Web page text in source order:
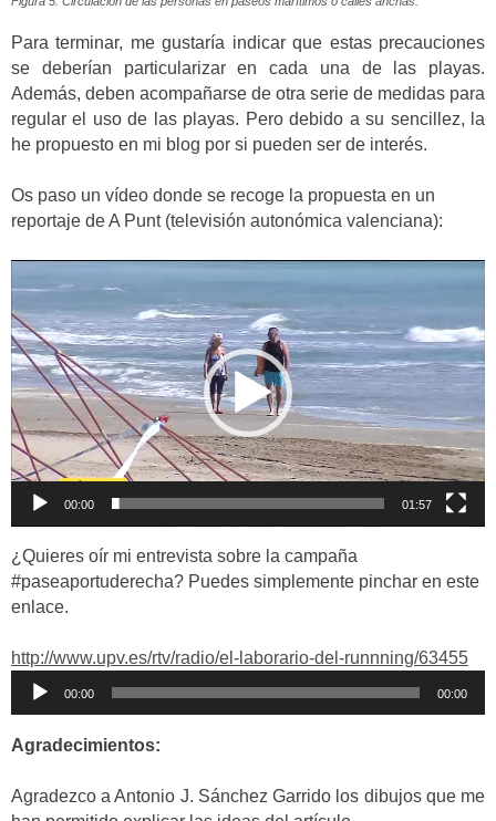
Para terminar, me gustaría indicar que estas precauciones
se deberían particularizar en cada una de las playas.
Además, deben acompañarse de otra serie de medidas para
regular el uso de las playas. Pero debido a su sencillez, la
he propuesto en mi blog por si pueden ser de interés.
Os paso un vídeo donde se recoge la propuesta en un
reportaje de A Punt (televisión autonómica valenciana):
de
vídeo
00:00 01:57
¿Quieres oír mi entrevista sobre la campaña
#paseaportuderecha? Puedes simplemente pinchar en este
enlace.
http://www.upv.es/rtv/radio/el-laborario-del-runnning/63455
Reproductor
00:00 00:00
Agradecimientos:
Agradezco a Antonio J. Sánchez Garrido los dibujos que me